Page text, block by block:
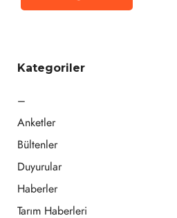
Kategoriler
–
Anketler
Bültenler
Duyurular
Haberler
Tarım Haberleri